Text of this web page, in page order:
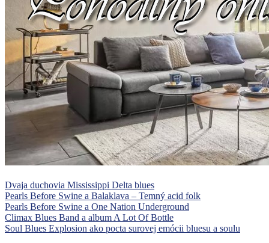
Dvaja duchovia Mississippi Delta blues
Pearls Before Swine a Balaklava – Temný acid folk
Pearls Before Swine a One Nation Underground
Climax Blues Band a album A Lot Of Bottle
Soul Blues Explosion ako pocta surovej emócii bluesu a soulu